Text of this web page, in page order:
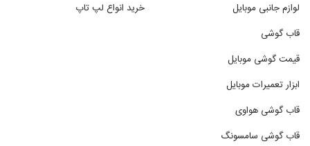
لوازم جانبی موبایل
قاب گوشی
قیمت گوشی موبایل
ابزار تعمیرات موبایل
قاب گوشی هواوی
قاب گوشی سامسونگ
خرید انواع لپ تاپ